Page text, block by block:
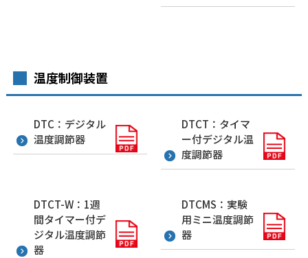
温度制御装置
DTC：デジタル
温度調節器
DTCT：タイマ
ー付デジタル温
度調節器
DTCT-W：1週
間タイマー付デ
ジタル温度調節
器
DTCMS：実験
用ミニ温度調節
器